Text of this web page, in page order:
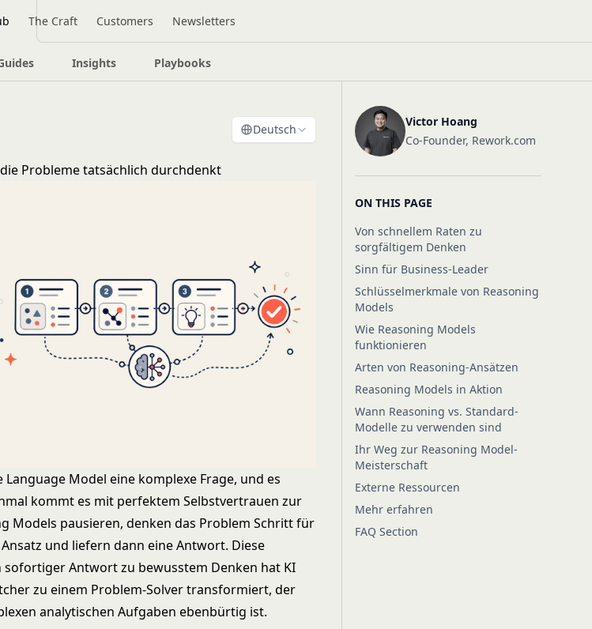
The Craft Customers Newsletters
Insights Playbooks
Deutsch
Probleme tatsächlich durchdenkt
Language Model eine komplexe Frage, und es
kommt es mit perfektem Selbstvertrauen zur
Models pausieren, denken das Problem Schritt für
und liefern dann eine Antwort. Diese
Antwort zu bewusstem Denken hat KI
zu einem Problem-Solver transformiert, der
analytischen Aufgaben ebenbürtig ist.
Victor Hoang
Co-Founder, Rework.com
ON THIS PAGE
Von schnellem Raten zu
sorgfältigem Denken
Sinn für Business-Leader
Schlüsselmerkmale von Reasoning
Models
Wie Reasoning Models
funktionieren
Arten von Reasoning-Ansätzen
Reasoning Models in Aktion
Wann Reasoning vs. Standard-
Modelle zu verwenden sind
Ihr Weg zur Reasoning Model-
Meisterschaft
Externe Ressourcen
Mehr erfahren
FAQ Section